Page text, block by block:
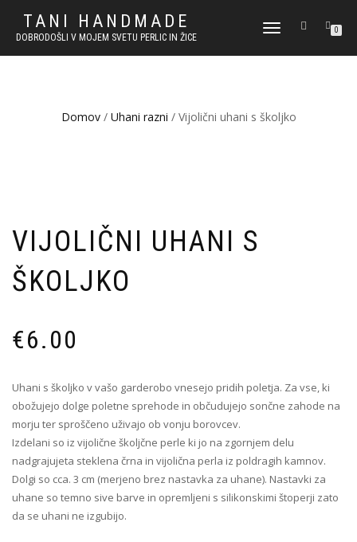
TANI HANDMADE
DOBRODOŠLI V MOJEM SVETU PERLIC IN ŽICE
VKLOPI/IZKLOPI
0
Domov/ Uhani razni / Vijolični uhani s školjko
VIJOLIČNI UHANI S
ŠKOLJKO
€6.00
Uhani s školjko v vašo garderobo vnesejo pridih poletja. Za vse, ki
obožujejo dolge poletne sprehode in občudujejo sončne zahode na
morju ter sproščeno uživajo ob vonju borovcev.
Izdelani so iz vijolične školjčne perle ki jo na zgornjem delu
nadgrajujeta steklena črna in vijolična perla iz poldragih kamnov.
Dolgi so cca. 3 cm (merjeno brez nastavka za uhane). Nastavki za
uhane so temno sive barve in opremljeni s silikonskimi štoperji zato
da se uhani ne izgubijo.